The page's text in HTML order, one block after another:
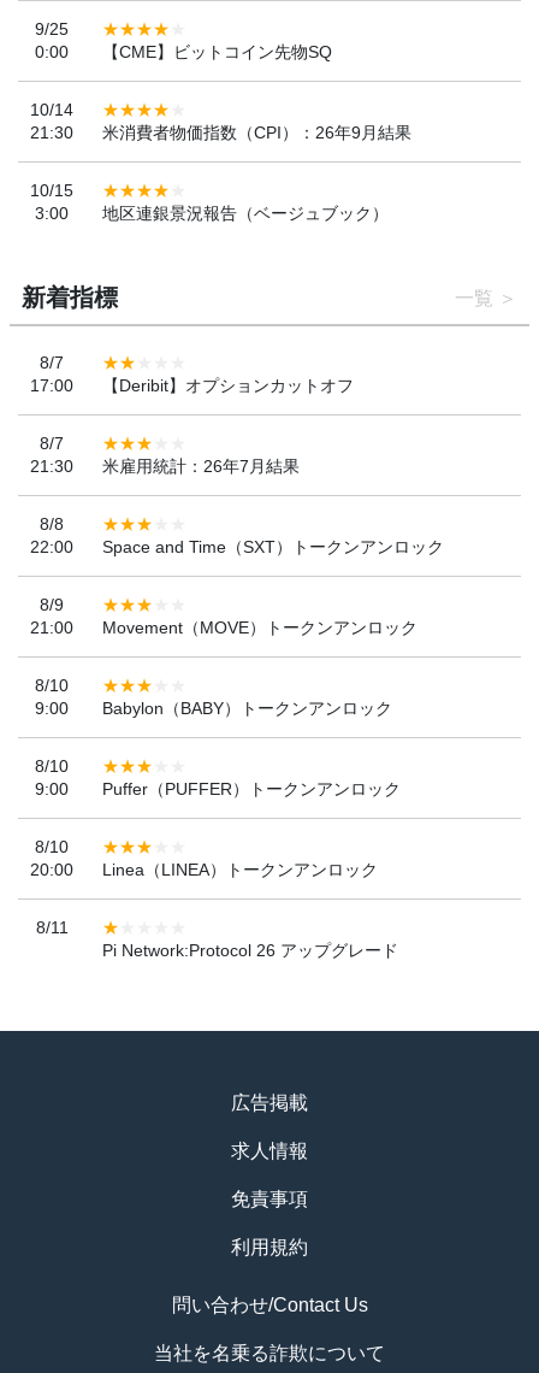
9/25
0:00
【CME】ビットコイン先物SQ
10/14
21:30
米消費者物価指数（CPI）：26年9月結果
10/15
3:00
地区連銀景況報告（ベージュブック）
新着指標 一覧
8/7
17:00
【Deribit】オプションカットオフ
8/7
21:30
米雇用統計：26年7月結果
8/8
22:00
Space and Time（SXT）トークンアンロック
8/9
21:00
Movement（MOVE）トークンアンロック
8/10
9:00
Babylon（BABY）トークンアンロック
8/10
9:00
Puffer（PUFFER）トークンアンロック
8/10
20:00
Linea（LINEA）トークンアンロック
8/11
Pi Network:Protocol 26 アップグレード
広告掲載
求人情報
免責事項
利用規約
問い合わせ/Contact Us
当社を名乗る詐欺について